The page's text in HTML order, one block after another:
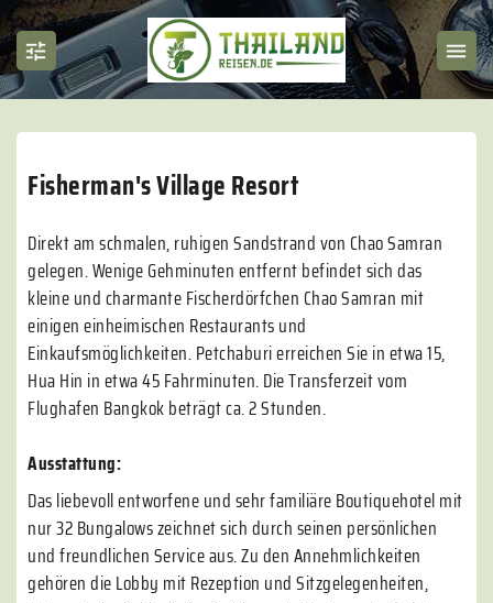
Fisherman's Village Resort
Direkt am schmalen, ruhigen Sandstrand von Chao Samran
gelegen. Wenige Gehminuten entfernt befindet sich das
kleine und charmante Fischerdörfchen Chao Samran mit
einigen einheimischen Restaurants und
Einkaufsmöglichkeiten. Petchaburi erreichen Sie in etwa 15,
Hua Hin in etwa 45 Fahrminuten. Die Transferzeit vom
Flughafen Bangkok beträgt ca. 2 Stunden.
Ausstattung:
Das liebevoll entworfene und sehr familiäre Boutiquehotel mit
nur 32 Bungalows zeichnet sich durch seinen persönlichen
und freundlichen Service aus. Zu den Annehmlichkeiten
gehören die Lobby mit Rezeption und Sitzgelegenheiten,